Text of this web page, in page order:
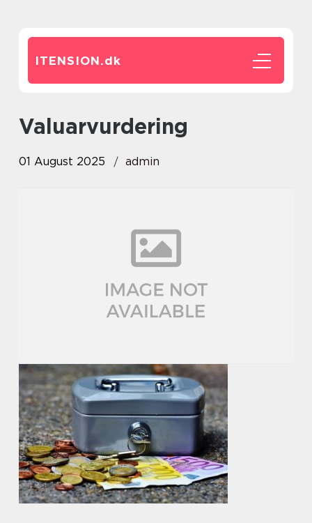
ITENSION.dk
valuarvurdering
01 August 2025 admin